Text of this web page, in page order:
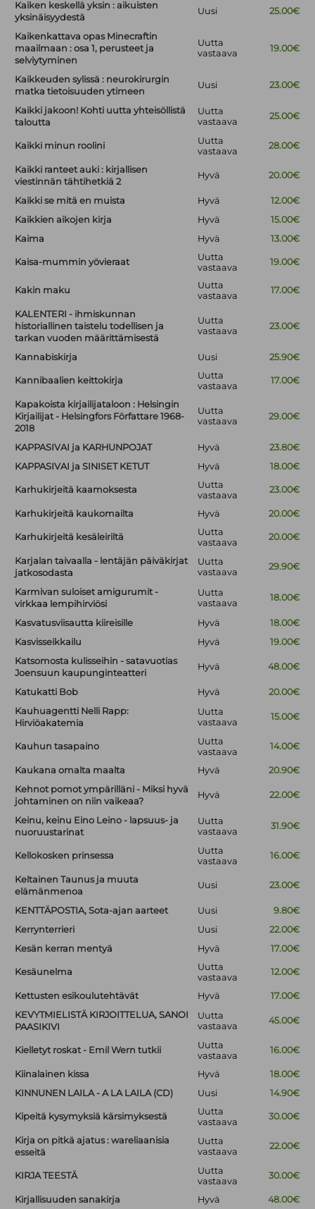
Kaiken keskellä yksin : aikuisten
yksinäisyydestä
Uusi 25.00€
Kaikenkattava opas Minecraftin
maailmaan : osa 1, perusteet ja
selviytyminen
Uutta
vastaava
19.00€
Kaikkeuden sylissä : neurokirurgin
matka tietoisuuden ytimeen
Uusi 23.00€
Kaikki jakoon! Kohti uutta yhteisöllistä
taloutta
Uutta
vastaava
25.00€
Kaikki minun roolini
Uutta
vastaava
28.00€
Kaikki ranteet auki : kirjallisen
viestinnän tähtihetkiä 2
Hyvä 20.00€
Kaikki se mitä en muista Hyvä
12.00€
Kaikkien aikojen kirja
Hyvä
15.00€
Kaima
Hyvä 13.00€
Kaisa-mummin yövieraat
Uutta
vastaava
19.00€
Kakin maku
Uutta
vastaava
17.00€
KALENTERI - ihmiskunnan
historiallinen taistelu todellisen ja
tarkan vuoden määrittämisestä
Uutta
vastaava
23.00€
Kannabiskirja Uusi 25.90€
Kannibaalien keittokirja
Uutta
vastaava
17.00€
Kapakoista kirjailijataloon : Helsingin
Kirjailijat - Helsingfors Författare 1968-
2018
Uutta
vastaava
29.00€
KAPPASIVAI ja KARHUNPOJAT Hyvä
23.80€
KAPPASIVAI ja SINISET KETUT
Hyvä 18.00€
Karhukirjeitä kaamoksesta
Uutta
vastaava
23.00€
Karhukirjeitä kaukomailta Hyvä 20.00€
Karhukirjeitä kesäleiriltä
Uutta
vastaava
20.00€
Karjalan taivaalla - lentäjän päiväkirjat
jatkosodasta
Uutta
vastaava
29.90€
Karmivan suloiset amigurumit -
virkkaa lempihirviösi
Uutta
vastaava
18.00€
Kasvatusviisautta kiireisille Hyvä
18.00€
Kasvisseikkailu
Hyvä
19.00€
Katsomosta kulisseihin - satavuotias
Joensuun kaupunginteatteri
Hyvä 48.00€
Katukatti Bob Hyvä
20.00€
Kauhuagentti Nelli Rapp:
Hirviöakatemia
Uutta
vastaava
15.00€
Kauhun tasapaino
Uutta
vastaava
14.00€
Kaukana omalta maalta Hyvä
20.90€
Kehnot pomot ympärilläni - Miksi hyvä
johtaminen on niin vaikeaa?
Hyvä 22.00€
Keinu, keinu Eino Leino - lapsuus- ja
nuoruustarinat
Uutta
vastaava
31.90€
Kellokosken prinsessa
Uutta
vastaava
16.00€
Keltainen Taunus ja muuta
elämänmenoa
Uusi 23.00€
KENTTÄPOSTIA, Sota-ajan aarteet Uusi
9.80€
Kerrynterrieri
Uusi
22.00€
Kesän kerran mentyä
Hyvä 17.00€
Kesäunelma
Uutta
vastaava
12.00€
Kettusten esikoulutehtävät Hyvä
17.00€
KEVYTMIELISTÄ KIRJOITTELUA, SANOI
PAASIKIVI
Uutta
vastaava
45.00€
Kielletyt roskat - Emil Wern tutkii
Uutta
vastaava
16.00€
Kiinalainen kissa Hyvä
18.00€
KINNUNEN LAILA - A LA LAILA (CD)
Uusi 14.90€
Kipeitä kysymyksiä kärsimyksestä
Uutta
vastaava
30.00€
Kirja on pitkä ajatus : wareliaanisia
esseitä
Uutta
vastaava
22.00€
KIRJA TEESTÄ
Uutta
vastaava
30.00€
Kirjallisuuden sanakirja Hyvä
48.00€